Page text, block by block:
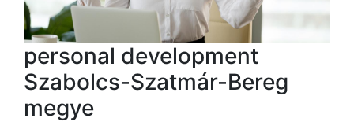
personal development
Szabolcs-Szatmár-Bereg
megye